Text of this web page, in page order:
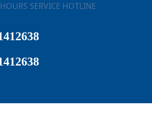
SERVICE HOTLINE